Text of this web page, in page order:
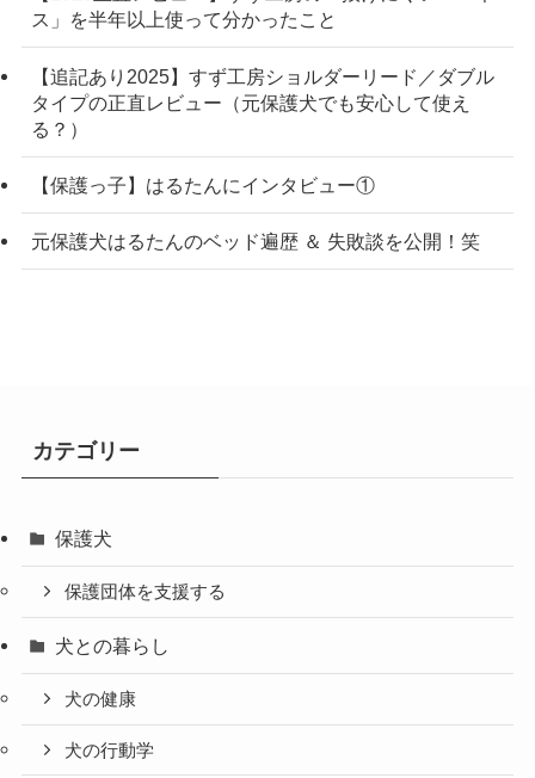
ス」を半年以上使って分かったこと
【追記あり2025】すず工房ショルダーリード／ダブル
タイプの正直レビュー（元保護犬でも安心して使え
る？）
【保護っ子】はるたんにインタビュー①
元保護犬はるたんのベッド遍歴 ＆ 失敗談を公開！笑
カテゴリー
保護犬
保護団体を支援する
犬との暮らし
犬の健康
犬の行動学